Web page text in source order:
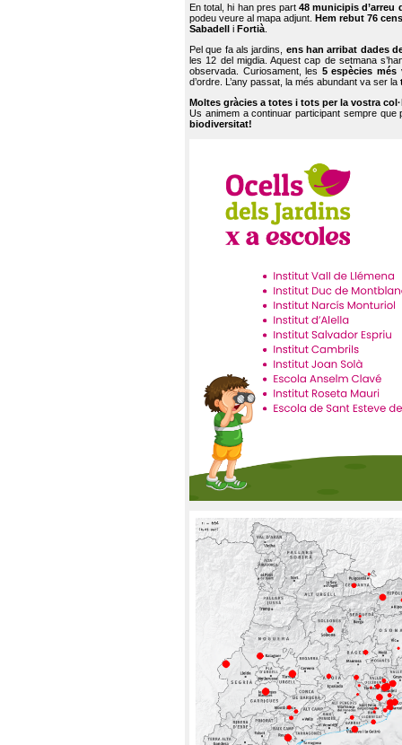
En total, hi han pres part48 municipis d’arreu
podeu veure al mapa adjunt. Hem rebut 76
Sabadell
i Fortià.
Pel que fa als jardins, ens han arribat dades
les 12 del migdia. Aquest cap de setmana
observada. Curiosament, les 5 espècies més
d’ordre. L’any passat, la més abundant va ser la
Moltes gràcies a totes i tots per la vostra
Us animem a continuar participant sempre que
biodiversitat!